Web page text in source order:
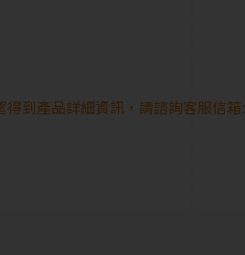
得到產品詳細資訊，請諮詢客服信箱: